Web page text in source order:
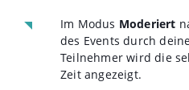
Im Modus Moderiert
des Events durch
Teilnehmer wird die
Zeit angezeigt.